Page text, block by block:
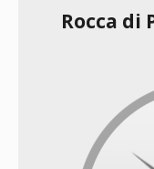
Rocca di